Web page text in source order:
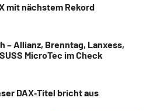
mit nächstem Rekord
– Allianz, Brenntag, Lanxess,
MicroTec im Check
DAX‑Titel bricht aus